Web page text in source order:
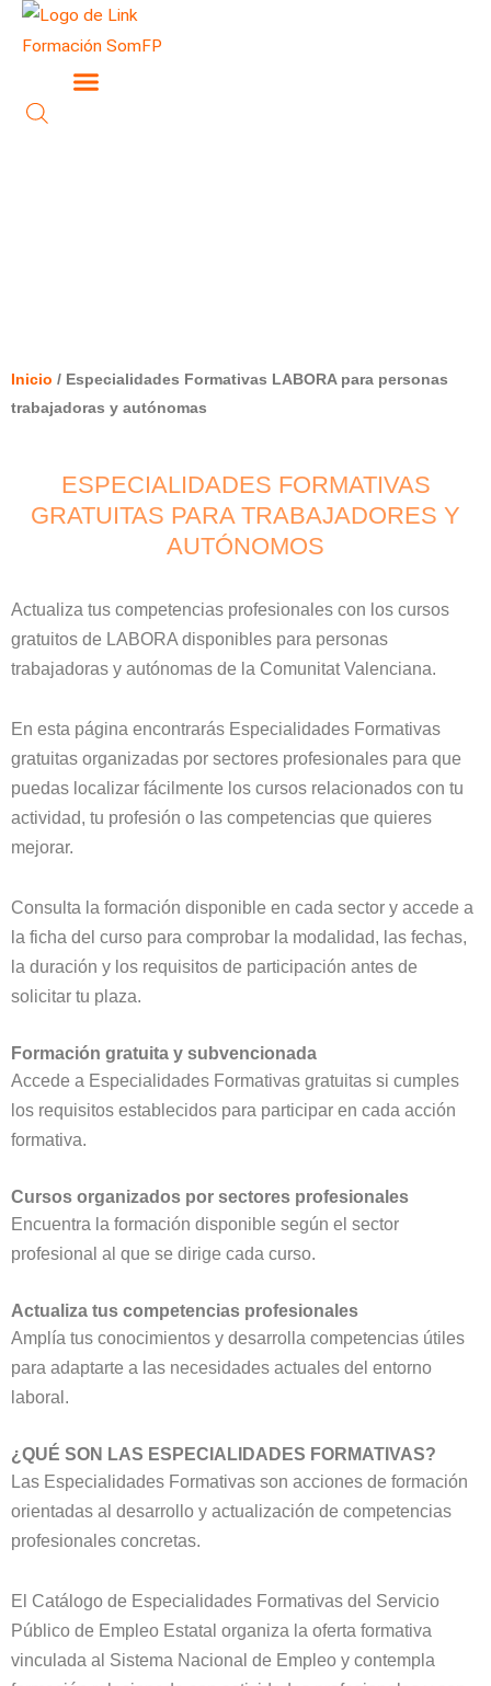
contenido
Inicio / Especialidades Formativas LABORA para personas
trabajadoras y autónomas
ESPECIALIDADES FORMATIVAS
GRATUITAS PARA TRABAJADORES Y
AUTÓNOMOS
Actualiza tus competencias profesionales con los cursos
gratuitos de LABORA disponibles para personas
trabajadoras y autónomas de la Comunitat Valenciana.
En esta página encontrarás Especialidades Formativas
gratuitas organizadas por sectores profesionales para que
puedas localizar fácilmente los cursos relacionados con tu
actividad, tu profesión o las competencias que quieres
mejorar.
Consulta la formación disponible en cada sector y accede a
la ficha del curso para comprobar la modalidad, las fechas,
la duración y los requisitos de participación antes de
solicitar tu plaza.
Formación gratuita y subvencionada
Accede a Especialidades Formativas gratuitas si cumples
los requisitos establecidos para participar en cada acción
formativa.
Cursos organizados por sectores profesionales
Encuentra la formación disponible según el sector
profesional al que se dirige cada curso.
Actualiza tus competencias profesionales
Amplía tus conocimientos y desarrolla competencias útiles
para adaptarte a las necesidades actuales del entorno
laboral.
¿QUÉ SON LAS ESPECIALIDADES FORMATIVAS?
Las Especialidades Formativas son acciones de formación
orientadas al desarrollo y actualización de competencias
profesionales concretas.
El Catálogo de Especialidades Formativas del Servicio
Público de Empleo Estatal organiza la oferta formativa
vinculada al Sistema Nacional de Empleo y contempla